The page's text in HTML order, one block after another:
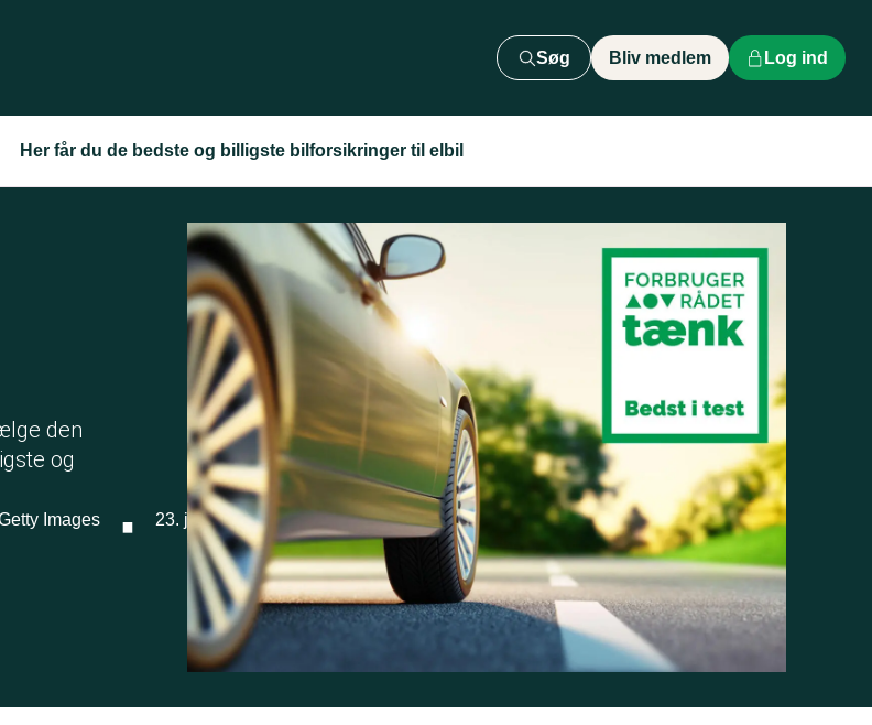
Søg Bliv medlem Log ind
Her får du de bedste og billigste bilforsikringer til elbil
den
og
Images · 23. januar 2026